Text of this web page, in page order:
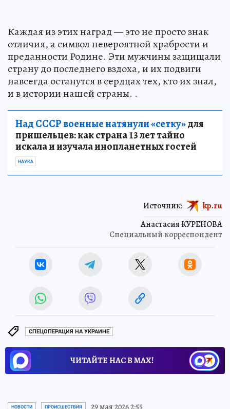
Каждая из этих наград — это не просто знак
отличия, а символ невероятной храбрости и
преданности Родине. Эти мужчины защищали
страну до последнего вздоха, и их подвиги
навсегда останутся в сердцах тех, кто их знал,
и в истории нашей страны. .
Над СССР военные натянули «сетку»для
пришельцев: как страна 13 лет тайно
искала и изучала инопланетных гостей
НАУКА
Анастасия КУРЕНОВА
Специальный корреспондент
Источник: kp.ru
СПЕЦОПЕРАЦИЯ НА УКРАИНЕ
ЧИТАЙТЕ НАС В МАХ!
НОВОСТИ ПРОИСШЕСТВИЯ